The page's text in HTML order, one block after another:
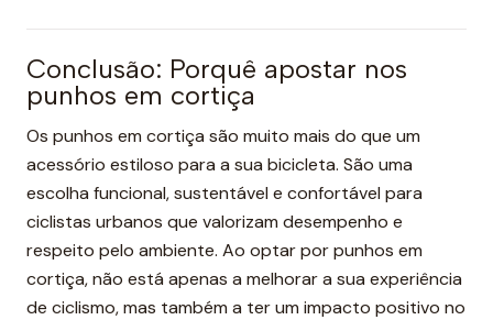
Conclusão: Porquê apostar nos
punhos em cortiça
Os punhos em cortiça são muito mais do que um
acessório estiloso para a sua bicicleta. São uma
escolha funcional, sustentável e confortável para
ciclistas urbanos que valorizam desempenho e
respeito pelo ambiente. Ao optar por punhos em
cortiça, não está apenas a melhorar a sua experiência
de ciclismo, mas também a ter um impacto positivo no